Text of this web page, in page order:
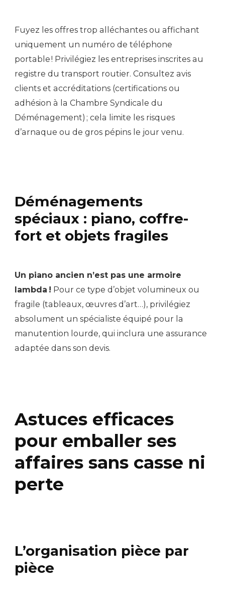
Fuyez les offres trop alléchantes ou affichant
uniquement un numéro de téléphone
portable ! Privilégiez les entreprises inscrites au
registre du transport routier. Consultez avis
clients et accréditations (certifications ou
adhésion à la Chambre Syndicale du
Déménagement) ; cela limite les risques
d’arnaque ou de gros pépins le jour venu.
Déménagements
spéciaux : piano, coffre-
fort et objets fragiles
Un piano ancien n’est pas une armoire
lambda ! Pour ce type d’objet volumineux ou
fragile (tableaux, œuvres d’art…), privilégiez
absolument un spécialiste équipé pour la
manutention lourde, qui inclura une assurance
adaptée dans son devis.
Astuces efficaces
pour emballer ses
affaires sans casse ni
perte
L’organisation pièce par
pièce